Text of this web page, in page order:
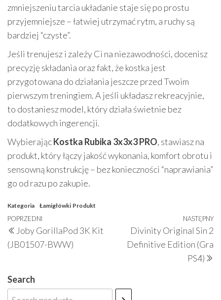
zmniejszeniu tarcia układanie staje się po prostu
przyjemniejsze – łatwiej utrzymać rytm, a ruchy są
bardziej “czyste”.
Jeśli trenujesz i zależy Ci na niezawodności, docenisz
precyzję składania oraz fakt, że kostka jest
przygotowana do działania jeszcze przed Twoim
pierwszym treningiem. A jeśli układasz rekreacyjnie,
to dostaniesz model, który działa świetnie bez
dodatkowych ingerencji.
WybierającKostka Rubika 3x3x3 PRO, stawiasz na
produkt, który łączy jakość wykonania, komfort obrotu i
sensowną konstrukcję – bez konieczności “naprawiania”
go od razu po zakupie.
Kategoria Łamigłówki Produkt
Nawigacja
wpisu
Poprzedni
wpis
POPRZEDNI
Joby GorillaPod 3K Kit
(JB01507-BWW)
NASTĘPNY
Divinity Original Sin 2
Definitive Edition (Gra
PS4)
Search